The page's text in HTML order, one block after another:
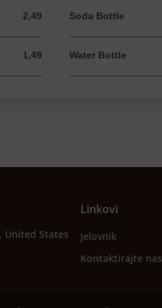
2,49
2,49 USD Soda Bottle
1,49
1,49 USD Water Bottle
United States
Linkovi
Jelovnik
Kontaktirajte nas